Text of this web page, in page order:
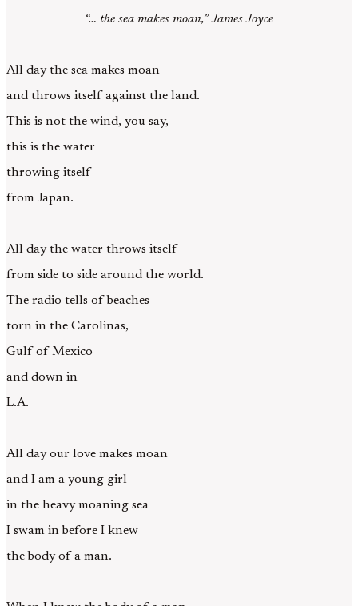
“… the sea makes moan,” James Joyce
All day the sea makes moan
and throws itself against the land.
This is not the wind, you say,
this is the water
throwing itself
from Japan.
All day the water throws itself
from side to side around the world.
The radio tells of beaches
torn in the Carolinas,
Gulf of Mexico
and down in
L.A.
All day our love makes moan
and I am a young girl
in the heavy moaning sea
I swam in before I knew
the body of a man.